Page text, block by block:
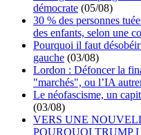
démocrate (05/08)
30 % des personnes
des enfants, selon une
Pourquoi il faut
gauche (03/08)
Lordon : Défoncer la
"marchés", ou l’IA
Le néofascisme, un
(03/08)
VERS UNE
POURQUOI TRUMP